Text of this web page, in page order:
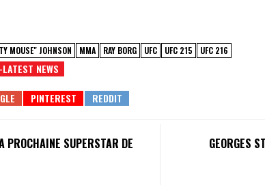
MOUSE" JOHNSON MMA RAY BORG UFC UFC 215 UFC 216
NEWS
PROCHAINE SUPERSTAR DE GEORGES